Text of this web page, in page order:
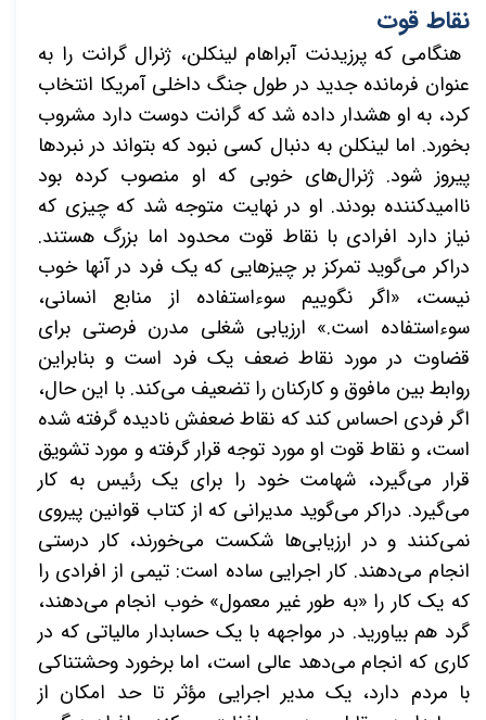
نقاط قوت
هنگامی که پرزیدنت آبراهام لینکلن، ژنرال گرانت را به
عنوان فرمانده جدید در طول جنگ داخلی آمریکا انتخاب
کرد، به او هشدار داده شد که گرانت دوست دارد مشروب
بخورد. اما لینکلن به دنبال کسی نبود که بتواند در نبردها
پیروز شود. ژنرال‌های خوبی که او منصوب کرده بود
ناامیدکننده بودند. او در نهایت متوجه شد که چیزی که
نیاز دارد افرادی با نقاط قوت محدود اما بزرگ هستند.
دراکر می‌گوید تمرکز بر چیزهایی که یک فرد در آنها خوب
نیست،«اگر نگوییم سوءاستفاده از منابع انسانی،
سوءاستفاده است.» ارزیابی شغلی مدرن فرصتی برای
قضاوت در مورد نقاط ضعف یک فرد است و بنابراین
روابط بین مافوق و کارکنان را تضعیف می‌کند. با این حال،
اگر فردی احساس کند که نقاط ضعفش نادیده گرفته شده
است، و نقاط قوت او مورد توجه قرار گرفته و مورد تشویق
قرار می‌گیرد، شهامت خود را برای یک رئیس به کار
می‌گیرد. دراکر می‌گوید مدیرانی که از کتاب قوانین پیروی
نمی‌کنند و در ارزیابی‌ها شکست می‌خورند، کار درستی
انجام می‌دهند. کار اجرایی ساده است: تیمی از افرادی را
که یک کار را «به طور غیر معمول» خوب انجام می‌دهند،
گرد هم بیاورید. در مواجهه با یک حسابدار مالیاتی که در
کاری که انجام می‌دهد عالی است، اما برخورد وحشتناکی
با مردم دارد، یک مدیر اجرایی مؤثر تا حد امکان از